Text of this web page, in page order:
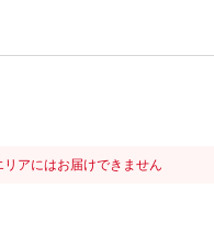
アにはお届けできません